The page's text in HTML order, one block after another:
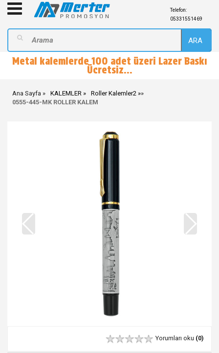
Telefon:
05331551469
ARA
Metal kalemlerde 100 adet üzeri Lazer Baskı
Ücretsiz...
Ana Sayfa KALEMLER »
Roller Kalemler2
0555-445-MK ROLLER KALEM
Yorumları oku (0)